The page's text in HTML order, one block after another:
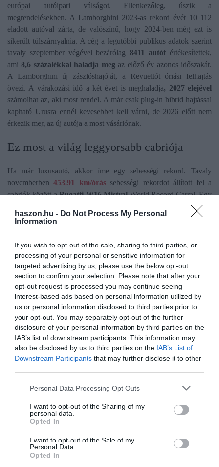
haszon.hu - Do Not Process My Personal
Information
If you wish to opt-out of the sale, sharing to third parties, or
processing of your personal or sensitive information for
targeted advertising by us, please use the below opt-out
section to confirm your selection. Please note that after your
opt-out request is processed you may continue seeing
interest-based ads based on personal information utilized by
us or personal information disclosed to third parties prior to
your opt-out. You may separately opt-out of the further
disclosure of your personal information by third parties on the
IAB’s list of downstream participants. This information may
also be disclosed by us to third parties on the IAB’s List of
Downstream Participants that may further disclose it to other
Please note that this website/app uses one or more Google
not limited to your visit or usage behaviour. You may click to
grant or deny consent to Google and its third-party tags to
use your data for below specified purposes in below Google
consent section.
Personal Data Processing Opt Outs
I want to opt-out of the Sharing of my
personal data.
Opted In
I want to opt-out of the Sale of my
Personal Data.
Opted In
európai autóipari válságot. Ellenkezőleg, úszik a
megrendelésekben. A Lamborghini 2023-as rekord évét 10 112
eladott autóval zárta, de valószínű, hogy 2024-ben még ezt is
sikerült túlszárnyalnia. A cég a legutóbbi publikus adatok szerint
tavaly szeptember végével bezárólag 8411 autót értékesítettek,
ami 8,6 százalékkal haladja meg az előző év azonos időszakát.
A Lamborghini új zászlóshajóját, a Revueltót óriási felhajtás
övezi. A várakozási idő a két évet is meghaladja, 2027 elejével
számolhat az, aki most rendel. A már csak plug-in hibrid hajtással
kapható Urusra ennél kevesebbet kell várni, de 2026 előtt nem
érkezik meg az új autója a most vásárlónak.
Ez most a világ leggyorsabb cabriója
Ha már luxusautó, akkor íme egy sebességi rekord. Tavaly
novemberben 453,91 km/órássebességi rekordot állított fel a
cabriók között aBugatti W16 MistralWorld Record Carral. Egy
tehetős Bugatti-rajongó indiai tulajdonos 14 millió eurót, azaz
5,74 milliárd forintotfizetett azért, hogy ezt az autót megépítse a
hogy az ügyfél jelen legyen a rekordkísérletnél. Sőt, miután Andy
Wallace megfutotta a hivatalosan mért világcsúcsot, egy körre a
vevőt is elvitte az autón.
sportautó luxus lamborghini revuelto rekord